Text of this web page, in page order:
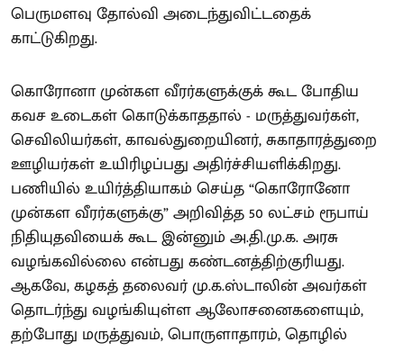
பெருமளவு தோல்வி அடைந்துவிட்டதைக்
காட்டுகிறது.
கொரோனா முன்கள வீரர்களுக்குக் கூட போதிய
கவச உடைகள் கொடுக்காததால் - மருத்துவர்கள்,
செவிலியர்கள், காவல்துறையினர், சுகாதாரத்துறை
ஊழியர்கள் உயிரிழப்பது அதிர்ச்சியளிக்கிறது.
பணியில் உயிர்த்தியாகம் செய்த “கொரோனோ
முன்கள வீரர்களுக்கு” அறிவித்த 50 லட்சம் ரூபாய்
நிதியுதவியைக் கூட இன்னும் அ.தி.மு.க. அரசு
வழங்கவில்லை என்பது கண்டனத்திற்குரியது.
ஆகவே, கழகத் தலைவர் மு.க.ஸ்டாலின் அவர்கள்
தொடர்ந்து வழங்கியுள்ள ஆலோசனைகளையும்,
தற்போது மருத்துவம், பொருளாதாரம், தொழில்